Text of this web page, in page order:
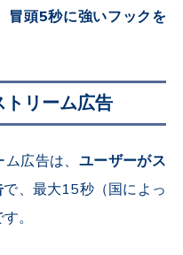
冒頭5秒に強いフックを
トリーム広告
広告は、 ユーザーがス
で、最大15秒（国によっ
。